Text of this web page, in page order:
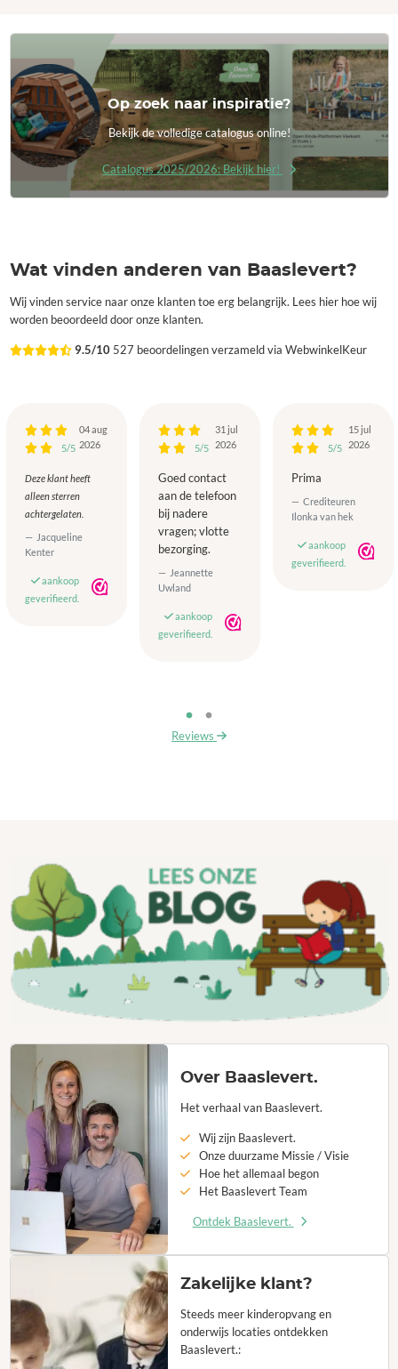
Op zoek naar inspiratie?
Bekijk de volledige catalogus online!
Catalogus 2025/2026: Bekijk hier!
Wat vinden anderen van Baaslevert?
Wij vinden service naar onze klanten toe erg belangrijk. Lees hier hoe wij
worden beoordeeld door onze klanten.
9.5/10 527 beoordelingen verzameld via WebwinkelKeur
5/5
04 aug
2026
Deze klant heeft
alleen sterren
achtergelaten.
Jacqueline
Kenter
aankoop
geverifieerd.
5/5
31 jul
2026
Goed contact
aan de telefoon
bij nadere
vragen; vlotte
bezorging.
Jeannette
Uwland
aankoop
geverifieerd.
5/5
15 jul
2026
Prima
Crediteuren
Ilonka van hek
aankoop
geverifieerd.
Reviews
Over Baaslevert.
Het verhaal van Baaslevert.
Wij zijn Baaslevert.
Onze duurzame Missie / Visie
Hoe het allemaal begon
Het Baaslevert Team
Ontdek Baaslevert.
Zakelijke klant?
Steeds meer kinderopvang en
onderwijs locaties ontdekken
Baaslevert.: